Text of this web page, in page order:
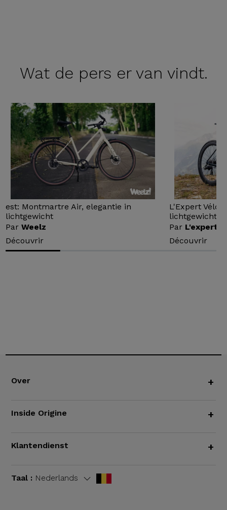
Wat de pers er van vindt.
est: Montmartre Air, elegantie in
lichtgewicht
ParWeelz
Découvrir
L'Expert Vélo
lichtgewicht...
Par L'expert
Découvrir
Over +
Inside Origine +
Klantendienst +
Taal : Nederlands